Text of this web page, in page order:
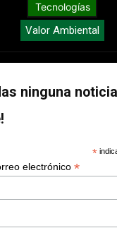
Tecnologías
Valor Ambiental
ninguna noticia
*
electrónico *